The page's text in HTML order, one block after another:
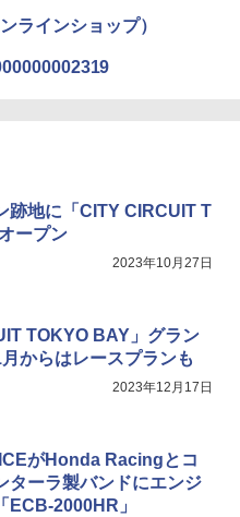
コレクション 山善] 傘みたいに
ッとサッとテント ブラックコ
ルクローズ メッシュ 3-4人用
プアップテント エクルベージ
コレクション 山善] 傘みたいに
ッとサッとテント キューブワ
コーティング フルクローズ メ
簡単設置 ポップアップテント P
エクルベージュ
ソル 大型 ビーチ アウトドアパ
ン サイトシート付 折りたたみ
4段階高さ調整 軽量 収納袋付
トイレテント 透けない【換気
収納袋付き UVカット 防水 防災
(ブルー)
ラインショップ）
跡地に「CITY CIRCUIT T
ープン
2023年10月27日
TOKYO BAY」グラン
月からはレースプランも
2023年12月17日
がHonda Racingとコ
ターラ製バンドにエンジ
ECB-2000HR」